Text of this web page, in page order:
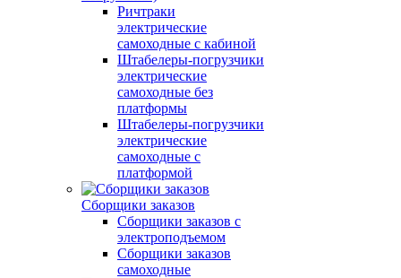
Ричтраки
электрические
самоходные с кабиной
Штабелеры-погрузчики
электрические
самоходные без
платформы
Штабелеры-погрузчики
электрические
самоходные с
платформой
Сборщики заказов
Сборщики заказов с
электроподъемом
Сборщики заказов
самоходные